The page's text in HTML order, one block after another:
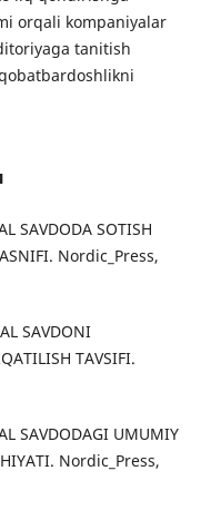
orqali kompaniyalar
tanitish
SAVDODA SOTISH
Nordic_Press,
SAVDONI
TAVSIFI.
SAVDODAGI UMUMIY
Nordic_Press,